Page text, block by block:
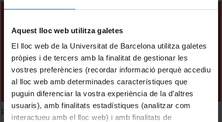
Aquest lloc web utilitza galetes
El lloc web de la Universitat de Barcelona utilitza galetes
pròpies i de tercers amb la finalitat de gestionar les
vostres preferències (recordar informació perquè accediu
al lloc web amb determinades característiques que
puguin diferenciar la vostra experiència de la d’altres
usuaris), amb finalitats estadístiques (analitzar com
interactueu amb el lloc web) i amb finalitats de
Palestina: visions des de l'acadèmia i el periodisme